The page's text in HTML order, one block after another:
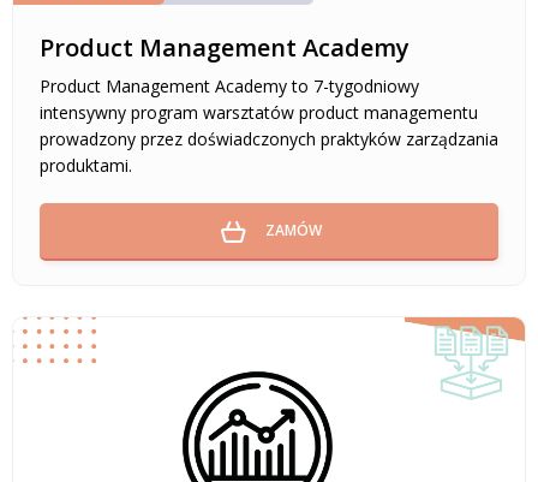
Product Management Academy
Product Management Academy to 7-tygodniowy
intensywny program warsztatów product managementu
prowadzony przez doświadczonych praktyków zarządzania
produktami.
ZAMÓW